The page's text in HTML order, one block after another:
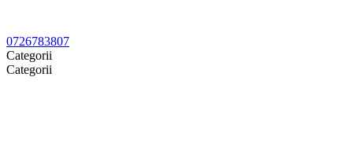
0726783807
Categorii
Categorii